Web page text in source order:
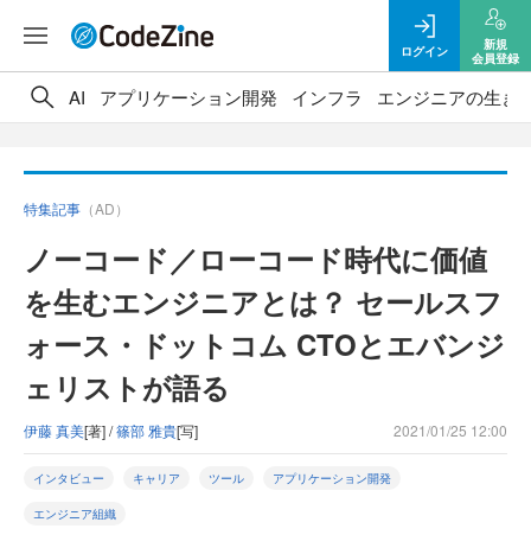
ログイン
新規
会員登録
AI アプリケーション開発 インフラ エンジニアの生き
特集記事 （AD）
ノーコード／ローコード時代に価値
を生むエンジニアとは？ セールスフ
ォース・ドットコム CTOとエバンジ
ェリストが語る
伊藤 真美[著] /篠部 雅貴[写] 2021/01/25 12:00
インタビュー キャリア ツール アプリケーション開発
エンジニア組織